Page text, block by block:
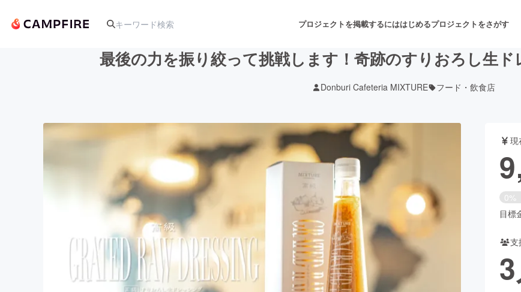
プロジェクトを掲載するにははじめるプロジェクトをさがす
音楽 舞台・パフォーマン
テクノロジー・ガジェット ゲーム・サービス開発
映像・映画 書籍・雑誌出版
ビジネス・起業 チャレンジ ビューティー・ヘ
まちづくり・地域活性化
最後の力を振り絞って挑戦します！奇跡のすりおろし生
Donburi Cafeteria MIXTURE フード・飲食店
現
0%
目標
支
3